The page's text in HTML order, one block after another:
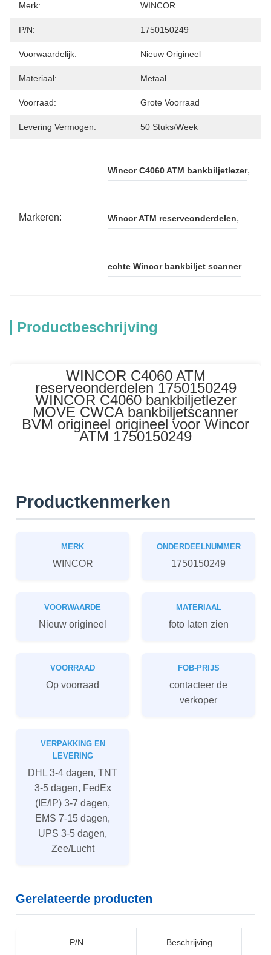
Merk: WINCOR
P/N: 1750150249
Voorwaardelijk: Nieuw Origineel
Materiaal: Metaal
Voorraad: Grote Voorraad
Levering Vermogen: 50 Stuks/week
Markeren:
Wincor C4060 ATM bankbiljetlezer
Wincor ATM reserveonderdelen,
echte Wincor bankbiljet scanner
Productbeschrijving
WINCOR C4060 ATM
reserveonderdelen 1750150249
WINCOR C4060 bankbiljetlezer
MOVE CWCA bankbiljetscanner
BVM origineel origineel voor Wincor
ATM 1750150249
Productkenmerken
MERK
WINCOR
ONDERDEELNUMMER
1750150249
VOORWAARDE
Nieuw origineel
MATERIAAL
foto laten zien
VOORRAAD
Op voorraad
FOB-PRIJS
contacteer de
verkoper
VERPAKKING EN
LEVERING
DHL 3-4 dagen, TNT
3-5 dagen, FedEx
(IE/IP) 3-7 dagen,
EMS 7-15 dagen,
UPS 3-5 dagen,
Zee/Lucht
Gerelateerde producten
P/N Beschrijving